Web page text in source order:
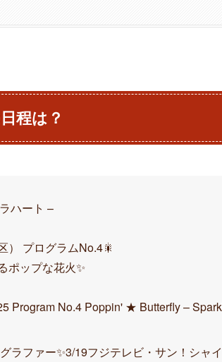
程は？
ハート –
） プログラムNo.4🎇
ポップな花火✨
Program No.4 Poppin' ★ Butterfly –
ファー✨3/19フジテレビ・サン！シャ